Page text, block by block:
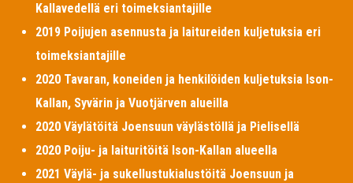
Kallavedellä eri toimeksiantajille
2019 Poijujen asennusta ja laitureiden kuljetuksia eri
toimeksiantajille
2020 Tavaran, koneiden ja henkilöiden kuljetuksia Ison-
Kallan, Syvärin ja Vuotjärven alueilla
2020 Väylätöitä Joensuun väylästöllä ja Pielisellä
2020 Poiju- ja laituritöitä Ison-Kallan alueella
2021 Väylä- ja sukellustukialustöitä Joensuun ja